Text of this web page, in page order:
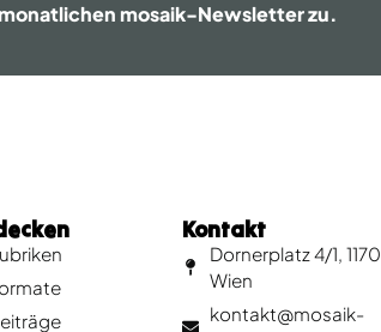
mosaik-Newsletter zu.
Kontakt
Dornerplatz 4/1, 1170
Wien
kontakt@mosaik-